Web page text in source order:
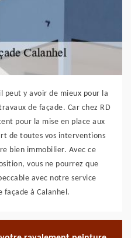
peut y avoir de mieux pour la
de façade. Car chez RD
pour la mise en place aux
de toutes vos interventions
bien immobilier. Avec ce
vous ne pourrez que
avec notre service
à Calanhel.